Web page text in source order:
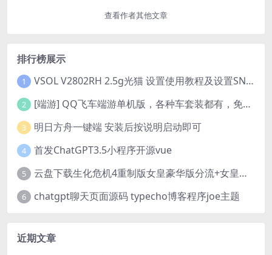
查看作者其他文章
排行榜展示
1 VSOL V2802RH 2.5g光猫 设置使用教程及设置SN教程-附带稳定固件使用手册等
2 [端游] QQ飞车端游单机版，各种车套装都有，免虚拟机
3 明日方舟一键端 安装后按说明启动即可
4 首发ChatGPT3.5小程序开源vue
5 云盘下载生化危机4重制版女皇豪华版分流+女皇学习补丁+修改器 解压即玩【阿里云盘】
6 chatgpt聊天页面源码 typecho博客程序joe主题
近期文章